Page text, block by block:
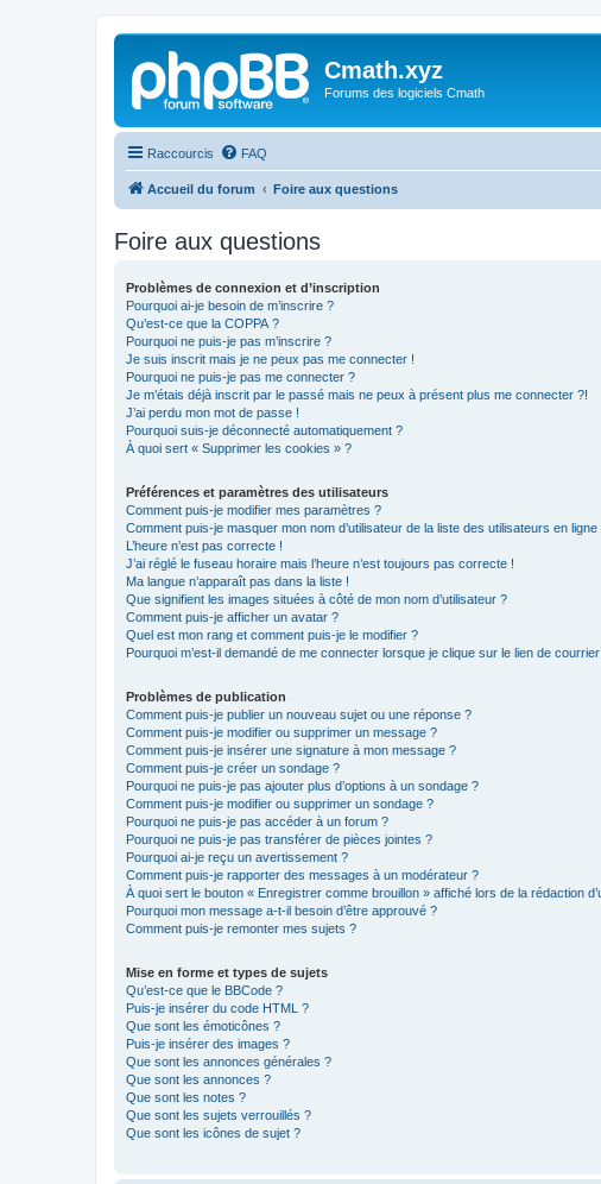
Cmath.xyz
Forums des logiciels Cmath
Raccourcis FAQ
Accueil du forum Foire aux questions
Foire aux questions
Problèmes de connexion et d’inscription
Pourquoi ai-je besoin de m’inscrire ?
Qu’est-ce que la COPPA ?
Pourquoi ne puis-je pas m’inscrire ?
Je suis inscrit mais je ne peux pas me connecter !
Pourquoi ne puis-je pas me connecter ?
Je m’étais déjà inscrit par le passé mais ne peux à présent plus me connecter ?!
J’ai perdu mon mot de passe !
Pourquoi suis-je déconnecté automatiquement ?
À quoi sert « Supprimer les cookies » ?
Préférences et paramètres des utilisateurs
Comment puis-je modifier mes paramètres ?
Comment puis-je masquer mon nom d’utilisateur de la liste des utilisateurs en ligne
L’heure n’est pas correcte !
J’ai réglé le fuseau horaire mais l’heure n’est toujours pas correcte !
Ma langue n’apparaît pas dans la liste !
Que signifient les images situées à côté de mon nom d’utilisateur ?
Comment puis-je afficher un avatar ?
Quel est mon rang et comment puis-je le modifier ?
Pourquoi m’est-il demandé de me connecter lorsque je clique sur le lien de
Problèmes de publication
Comment puis-je publier un nouveau sujet ou une réponse ?
Comment puis-je modifier ou supprimer un message ?
Comment puis-je insérer une signature à mon message ?
Comment puis-je créer un sondage ?
Pourquoi ne puis-je pas ajouter plus d’options à un sondage ?
Comment puis-je modifier ou supprimer un sondage ?
Pourquoi ne puis-je pas accéder à un forum ?
Pourquoi ne puis-je pas transférer de pièces jointes ?
Pourquoi ai-je reçu un avertissement ?
Comment puis-je rapporter des messages à un modérateur ?
À quoi sert le bouton « Enregistrer comme brouillon » affiché lors de la rédaction
Pourquoi mon message a-t-il besoin d’être approuvé ?
Comment puis-je remonter mes sujets ?
Mise en forme et types de sujets
Qu’est-ce que le BBCode ?
Puis-je insérer du code HTML ?
Que sont les émoticônes ?
Puis-je insérer des images ?
Que sont les annonces générales ?
Que sont les annonces ?
Que sont les notes ?
Que sont les sujets verrouillés ?
Que sont les icônes de sujet ?